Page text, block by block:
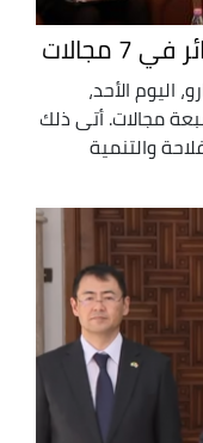
اليوم الأحد،
مجالات. أتى ذلك
والتنمية